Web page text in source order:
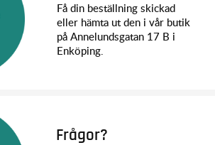
Få din beställning skickad
eller hämta ut den i vår butik
på Annelundsgatan 17 B i
Enköping.
Frågor?